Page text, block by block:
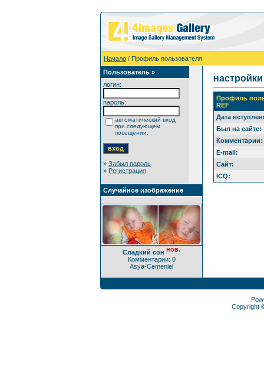
Начало / Профиль пользователя
Пользователь »
логин:
пароль:
автоматический вход
при следующем
посещении.
» Забыл пароль
» Регистрация
Случайное изображение
Сладкий сон нов.
Комментарии: 0
Asya-Cemeniel
настройки
Профиль
REF
Дата
Был на сайте:
Комментарии:
E-mail:
Сайт:
ICQ:
Copyright